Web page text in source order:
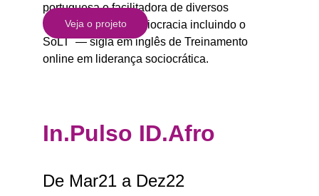
portuguesa e facilitadora de diversos
treinamentos em sociocracia incluindo o
SoLT  — sigla em inglês de Treinamento
online em liderança sociocrática.
Veja o projeto
In.Pulso ID.Afro
De Mar21 a Dez22